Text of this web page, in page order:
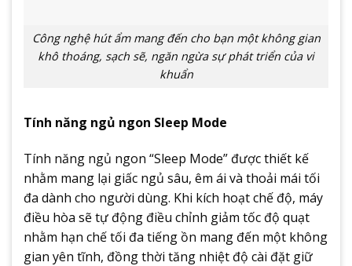
Công nghệ hút ẩm mang đến cho bạn một không gian
khô thoáng, sạch sẽ, ngăn ngừa sự phát triển của vi
khuẩn
Tính năng ngủ ngon Sleep Mode
Tính năng ngủ ngon “Sleep Mode” được thiết kế
nhằm mang lại giấc ngủ sâu, êm ái và thoải mái tối
đa dành cho người dùng. Khi kích hoạt chế độ, máy
điều hòa sẽ tự động điều chỉnh giảm tốc độ quạt
nhằm hạn chế tối đa tiếng ồn mang đến một không
gian yên tĩnh, đồng thời tăng nhiệt độ cài đặt giữ